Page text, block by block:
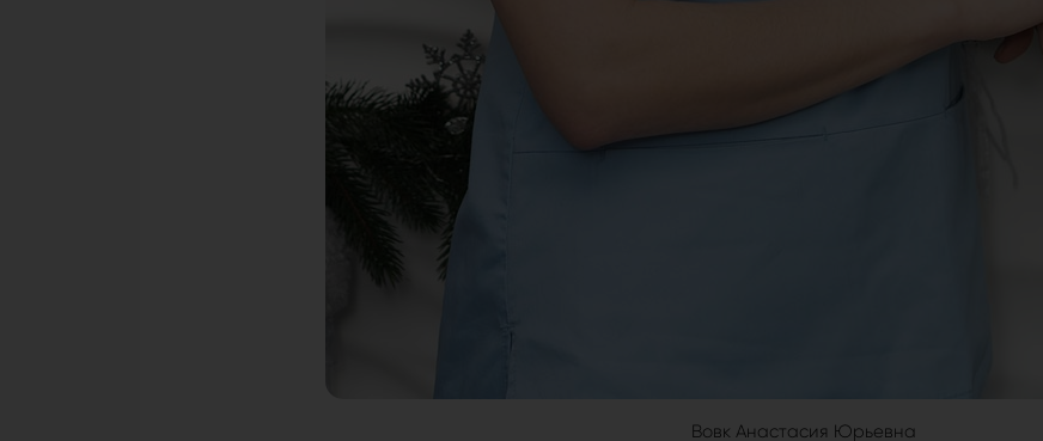
Вовк Анастасия Юрьевна